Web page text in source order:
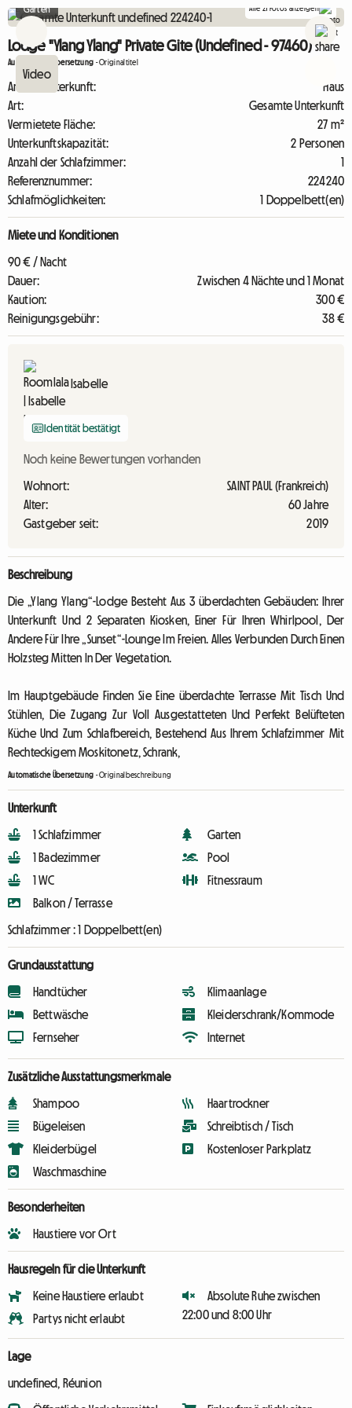
Garten Alle 21 Fotos anzeigen
Lodge "Ylang Ylang" Private Gite (Undefined - 97460)
Automatische Übersetzung -Originaltitel
Art der Unterkunft:
Haus
Art:
Gesamte Unterkunft
Vermietete Fläche:
27 m²
Unterkunftskapazität:
2 Personen
Anzahl der Schlafzimmer:
1
Referenznummer:
224240
Schlafmöglichkeiten:
1 Doppelbett(en)
Miete und Konditionen
90 € / Nacht
Dauer:
Zwischen 4 Nächte und 1 Monat
Kaution:
300 €
Reinigungsgebühr:
38 €
Isabelle
Identität bestätigt
Noch keine Bewertungen vorhanden
Wohnort:
SAINT PAUL (Frankreich)
Alter:
60 Jahre
Gastgeber seit:
2019
Beschreibung
Die „Ylang Ylang“-Lodge Besteht Aus 3 überdachten Gebäuden: Ihrer
Unterkunft Und 2 Separaten Kiosken, Einer Für Ihren Whirlpool, Der
Andere Für Ihre „Sunset“-Lounge Im Freien. Alles Verbunden Durch Einen
Holzsteg Mitten In Der Vegetation.
Im Hauptgebäude Finden Sie Eine überdachte Terrasse Mit Tisch Und
Stühlen, Die Zugang Zur Voll Ausgestatteten Und Perfekt Belüfteten
Küche Und Zum Schlafbereich, Bestehend Aus Ihrem Schlafzimmer Mit
Rechteckigem Moskitonetz, Schrank,
Automatische Übersetzung -Originalbeschreibung
Unterkunft
1 Schlafzimmer
1 Badezimmer
1 WC
Balkon / Terrasse
Garten
Pool
Fitnessraum
Schlafzimmer :1 Doppelbett(en)
Grundausstattung
Handtücher
Bettwäsche
Fernseher
Klimaanlage
Kleiderschrank/Kommode
Internet
Zusätzliche Ausstattungsmerkmale
Shampoo
Bügeleisen
Kleiderbügel
Waschmaschine
Haartrockner
Schreibtisch / Tisch
Kostenloser Parkplatz
Besonderheiten
Haustiere vor Ort
Hausregeln für die Unterkunft
Keine Haustiere erlaubt
Partys nicht erlaubt
Absolute Ruhe zwischen
22:00 und 8:00 Uhr
Lage
undefined, Réunion